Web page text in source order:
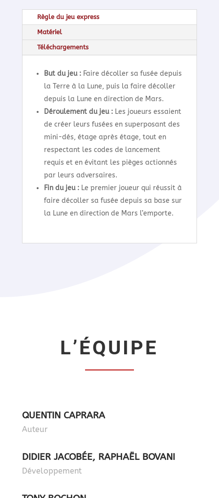
Règle du jeu express
Matériel
Téléchargements
But du jeu :Faire décoller sa fusée depuis
la Terre à la Lune, puis la faire décoller
depuis la Lune en direction de Mars.
Déroulement du jeu :Les joueurs essaient
de créer leurs fusées en superposant des
mini-dés, étage après étage, tout en
respectant les codes de lancement
requis et en évitant les pièges actionnés
par leurs adversaires.
Fin du jeu :Le premier joueur qui réussit à
faire décoller sa fusée depuis sa base sur
la Lune en direction de Mars l’emporte.
L’ÉQUIPE
QUENTIN CAPRARA
Auteur
DIDIER JACOBÉE, RAPHAËL BOVANI
Développement